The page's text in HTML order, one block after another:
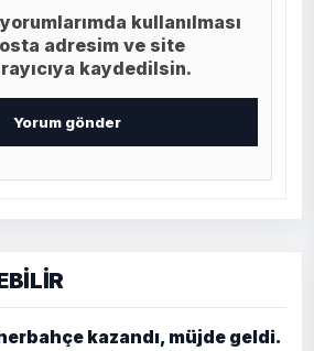
kullanılması
adresim ve site
kaydedilsin.
kazandı, müjde geldi.